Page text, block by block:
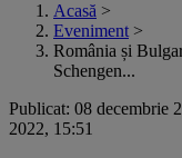
Acasă >
Eveniment >
România și
Schengen...
Publicat: 08 decembrie
2022, 15:51